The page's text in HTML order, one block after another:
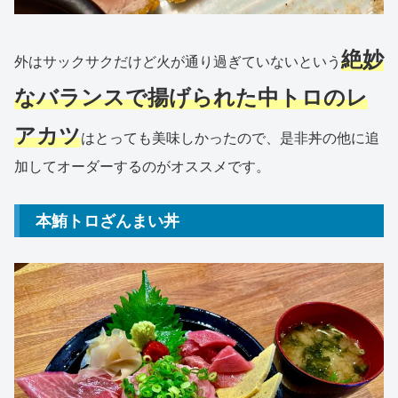
外はサックサクだけど火が通り過ぎていないという 絶妙
なバランスで揚げられた中トロのレ
アカツはとっても美味しかったので、是非丼の他に追
加してオーダーするのがオススメです。
本鮪トロざんまい丼